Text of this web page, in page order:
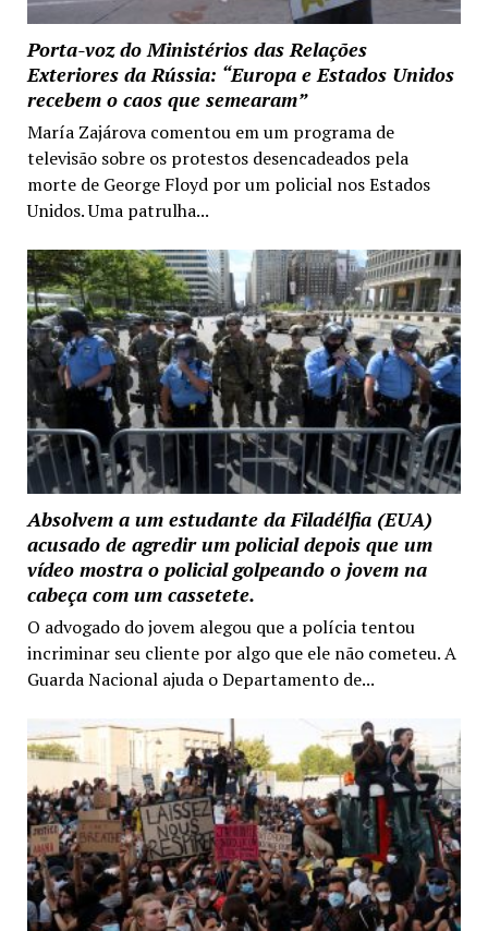
Porta-voz do Ministérios das Relações
Exteriores da Rússia: “Europa e Estados Unidos
recebem o caos que semearam”
María Zajárova comentou em um programa de
televisão sobre os protestos desencadeados pela
morte de George Floyd por um policial nos Estados
Unidos. Uma patrulha...
Absolvem a um estudante da Filadélfia (EUA)
acusado de agredir um policial depois que um
vídeo mostra o policial golpeando o jovem na
cabeça com um cassetete.
O advogado do jovem alegou que a polícia tentou
incriminar seu cliente por algo que ele não cometeu. A
Guarda Nacional ajuda o Departamento de...